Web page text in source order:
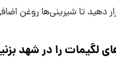
دهید تا شیرینی‌ها روغن
لگیمات را در شهد